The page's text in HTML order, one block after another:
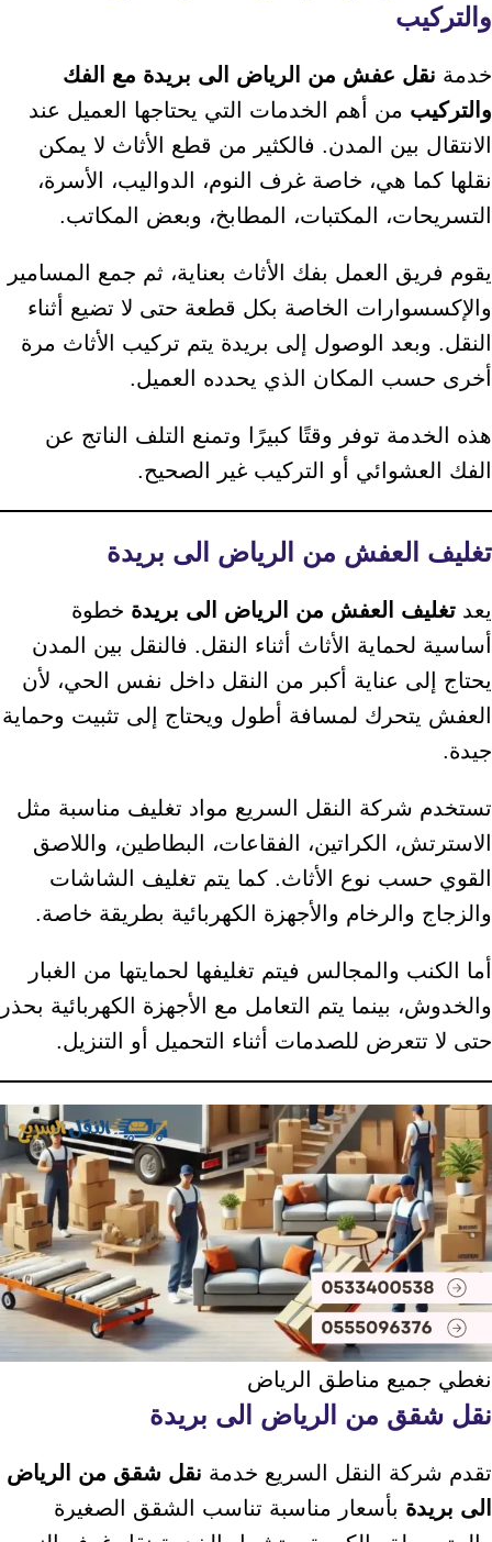
والتركيب
خدمة نقل عفش من الرياض الى بريدة مع الفك
والتركيب من أهم الخدمات التي يحتاجها العميل عند
الانتقال بين المدن. فالكثير من قطع الأثاث لا يمكن
نقلها كما هي، خاصة غرف النوم، الدواليب، الأسرة،
التسريحات، المكتبات، المطابخ، وبعض المكاتب.
يقوم فريق العمل بفك الأثاث بعناية، ثم جمع المسامير
والإكسسوارات الخاصة بكل قطعة حتى لا تضيع أثناء
النقل. وبعد الوصول إلى بريدة يتم تركيب الأثاث مرة
أخرى حسب المكان الذي يحدده العميل.
هذه الخدمة توفر وقتًا كبيرًا وتمنع التلف الناتج عن
الفك العشوائي أو التركيب غير الصحيح.
تغليف العفش من الرياض الى بريدة
يعد تغليف العفش من الرياض الى بريدة خطوة
أساسية لحماية الأثاث أثناء النقل. فالنقل بين المدن
يحتاج إلى عناية أكبر من النقل داخل نفس الحي، لأن
العفش يتحرك لمسافة أطول ويحتاج إلى تثبيت وحماية
جيدة.
تستخدم شركة النقل السريع مواد تغليف مناسبة مثل
الاسترتش، الكراتين، الفقاعات، البطاطين، واللاصق
القوي حسب نوع الأثاث. كما يتم تغليف الشاشات
والزجاج والرخام والأجهزة الكهربائية بطريقة خاصة.
أما الكنب والمجالس فيتم تغليفها لحمايتها من الغبار
والخدوش، بينما يتم التعامل مع الأجهزة الكهربائية بحذر
حتى لا تتعرض للصدمات أثناء التحميل أو التنزيل.
نغطي جميع مناطق الرياض
نقل شقق من الرياض الى بريدة
تقدم شركة النقل السريع خدمة نقل شقق من الرياض
الى بريدة بأسعار مناسبة تناسب الشقق الصغيرة